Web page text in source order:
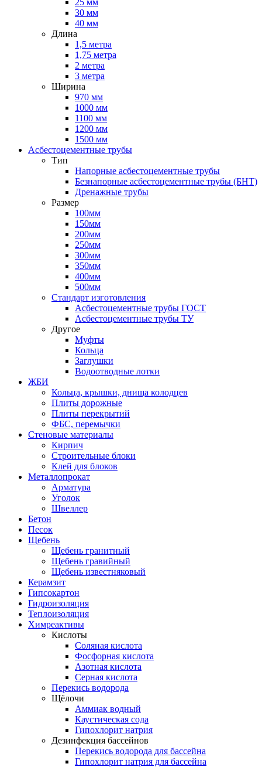
25 мм
30 мм
40 мм
Длина
1,5 метра
1,75 метра
2 метра
3 метра
Ширина
970 мм
1000 мм
1100 мм
1200 мм
1500 мм
Асбестоцементные трубы
Тип
Напорные асбестоцементные трубы
Безнапорные асбестоцементные трубы (БНТ)
Дренажные трубы
Размер
100мм
150мм
200мм
250мм
300мм
350мм
400мм
500мм
Стандарт изготовления
Асбестоцементные трубы ГОСТ
Асбестоцементные трубы ТУ
Другое
Муфты
Кольца
Заглушки
Водоотводные лотки
ЖБИ
Кольца, крышки, днища колодцев
Плиты дорожные
Плиты перекрытий
ФБС, перемычки
Стеновые материалы
Кирпич
Строительные блоки
Клей для блоков
Металлопрокат
Арматура
Уголок
Швеллер
Бетон
Песок
Щебень
Щебень гранитный
Щебень гравийный
Щебень известняковый
Керамзит
Гипсокартон
Гидроизоляция
Теплоизоляция
Химреактивы
Кислоты
Соляная кислота
Фосфорная кислота
Азотная кислота
Серная кислота
Перекись водорода
Щёлочи
Аммиак водный
Каустическая сода
Гипохлорит натрия
Дезинфекция бассейнов
Перекись водорода для бассейна
Гипохлорит натрия для бассейна